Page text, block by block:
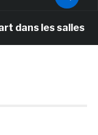
les salles de